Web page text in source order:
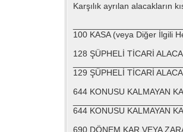
Karşılık ayrılan alacakların
100 KASA (veya Diğer İlgili
128 ŞÜPHELİ TİCARİ
129 ŞÜPHELİ TİCARİ
644 KONUSU KALMAYAN
644 KONUSU KALMAYAN
690 DÖNEM KAR VEYA